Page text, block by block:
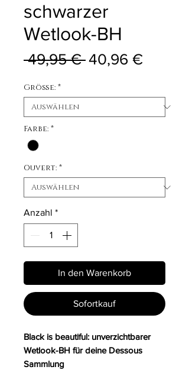
schwarzer
Wetlook-BH
49,95 € Standardpreis
40,96 €Sale-
Größe: *
Farbe: *
Ouvert: *
Anzahl *
In den Warenkorb
Sofortkauf
Black is beautiful: unverzichtbarer
Wetlook-BH für deine Dessous
Sammlung